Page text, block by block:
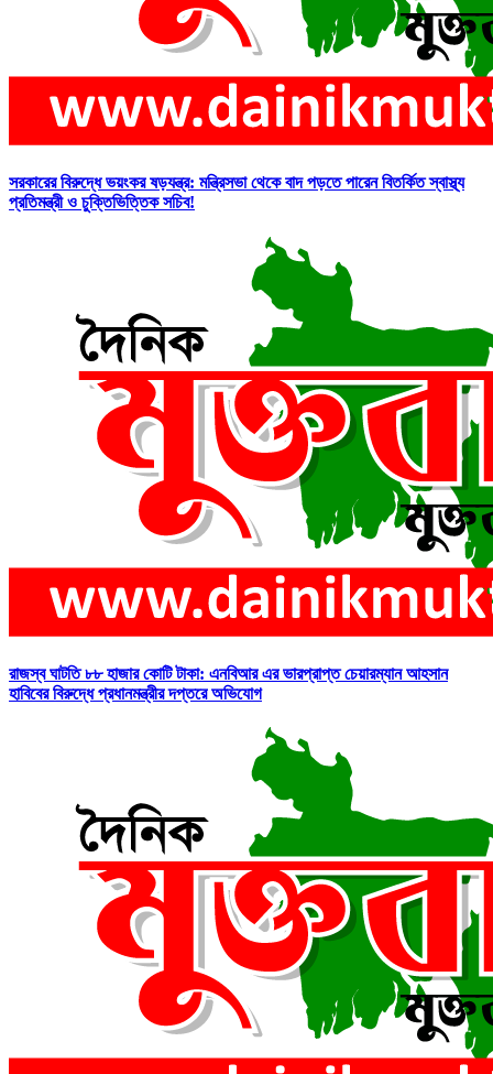
সরকারের বিরুদ্ধে ভয়ংকর ষড়যন্ত্র: মন্ত্রিসভা থেকে বাদ পড়তে পারেন বিতর্কিত স্বাস্থ্য
প্রতিমন্ত্রী ও চুক্তিভিত্তিক সচিব!
রাজস্ব ঘাটতি ৮৮ হাজার কোটি টাকা: এনবিআর এর ভারপ্রাপ্ত চেয়ারম্যান আহসান
হাবিবের বিরুদ্ধে প্রধানমন্ত্রীর দপ্তরে অভিযোগ